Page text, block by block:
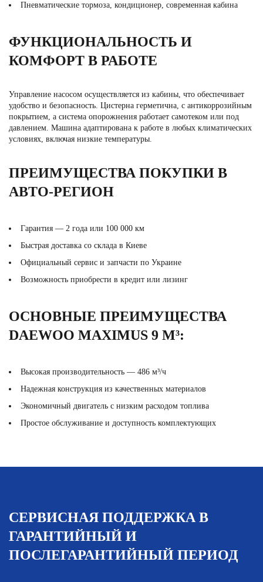
Пневматические тормоза, кондиционер, современная кабина
ФУНКЦИОНАЛЬНОСТЬ И
КОМФОРТ В РАБОТЕ
Управление насосом осуществляется из кабины, что обеспечивает
удобство и безопасность. Цистерна герметична, с антикоррозийным
покрытием, а система опорожнения работает самотеком или под
давлением. Машина адаптирована к работе в любых климатических
условиях, включая низкие температуры.
ПРЕИМУЩЕСТВА ПОКУПКИ В
АВТО-РЕГИОН
Гарантия — 2 года или 100 000 км
Быстрая доставка со склада в Киеве
Официальный сервис и запчасти по Украине
Возможность приобрести в кредит или лизинг
ОСНОВНЫЕ ПРЕИМУЩЕСТВА
DAEWOO MAXIMUS 9 М³:
Высокая производительность — 486 м³/ч
Надежная конструкция из качественных материалов
Экономичный двигатель с низким расходом топлива
Простое обслуживание и доступность комплектующих
СЕРВИСНАЯ ПОДДЕРЖКА В
ГАРАНТИЙНЫЙ И
ПОСЛЕГАРАНТИЙНЫЙ ПЕРИОД